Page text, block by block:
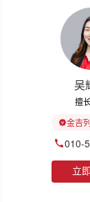
吴
擅
金吉
010-
立